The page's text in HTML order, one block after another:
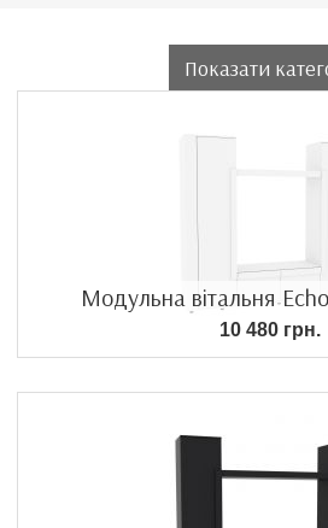
Показати
Модульна вітальня
10 480 грн.